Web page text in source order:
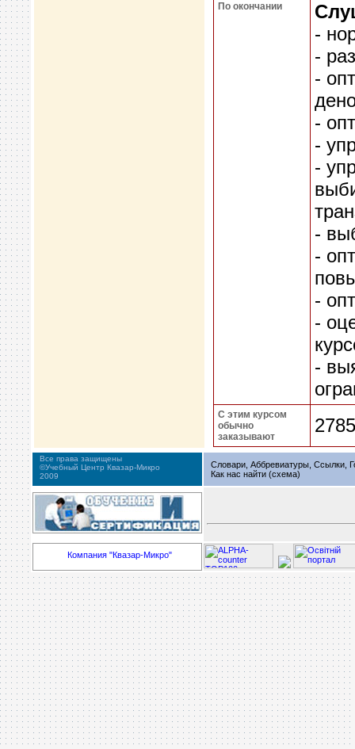
По окончании
-
-
-
-
-
-
-
-
-
-
-
С этим курсом
обычно
заказывают
Все права защищены
©Учебный Центр Квазар-Микро
2009
Словари, Аббревиатуры, Ссылки,
Как нас найти (схема)
Компания "Квазар-Микро"